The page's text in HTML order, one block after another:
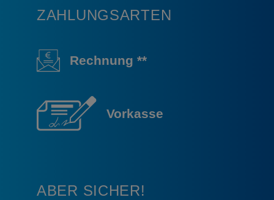
ZAHLUNGSARTEN
Rechnung **
Vorkasse
ABER SICHER!